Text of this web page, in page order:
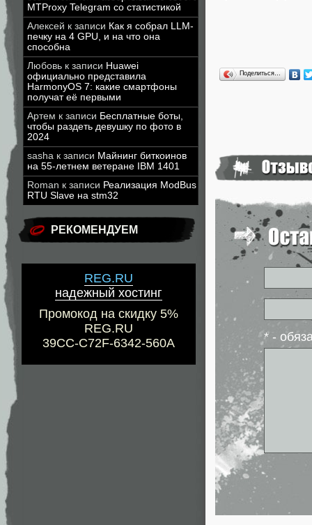
MTProxy Telegram со статистикой
Алексей к записи Как я собрал LLM-
печку на 4 GPU, и на что она
способна
Любовь к записи Huawei
официально представила
HarmonyOS 7: какие смартфоны
получат её первыми
Артем к записи Бесплатные боты,
чтобы раздеть девушку по фото в
2024
sasha к записи Майнинг биткоинов
на 55-летнем ветеране IBM 1401
Roman к записи Реализация ModBus
RTU Slave на stm32
РЕКОМЕНДУЕМ
REG.RU
надежный хостинг
Промокод на скидку 5%
REG.RU
39CC-C72F-6342-560A
Поделиться…
* -